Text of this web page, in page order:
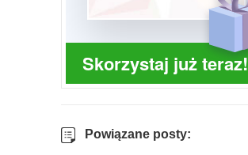
Skorzystaj już teraz!
Powiązane posty: